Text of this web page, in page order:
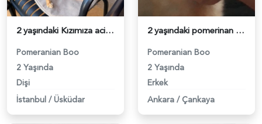
2 yaşındaki Kızımıza acil damat adayı arıyoruz - 118984608
Pomeranian Boo
2 Yaşında
Dişi
İstanbul / Üsküdar
2 yaşındaki pomerinan oğluma eş arıyoruz - 118984492
Pomeranian Boo
2 Yaşında
Erkek
Ankara / Çankaya